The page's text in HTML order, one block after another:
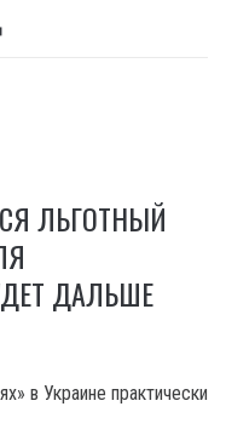
ЛЬГОТНЫЙ
ДАЛЬШЕ
в Украине практически